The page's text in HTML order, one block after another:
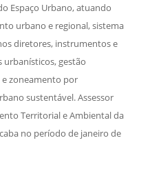
Espaço Urbano, atuando
urbano e regional, sistema
diretores, instrumentos e
urbanísticos, gestão
zoneamento por
sustentável. Assessor
Territorial e Ambiental da
no período de janeiro de